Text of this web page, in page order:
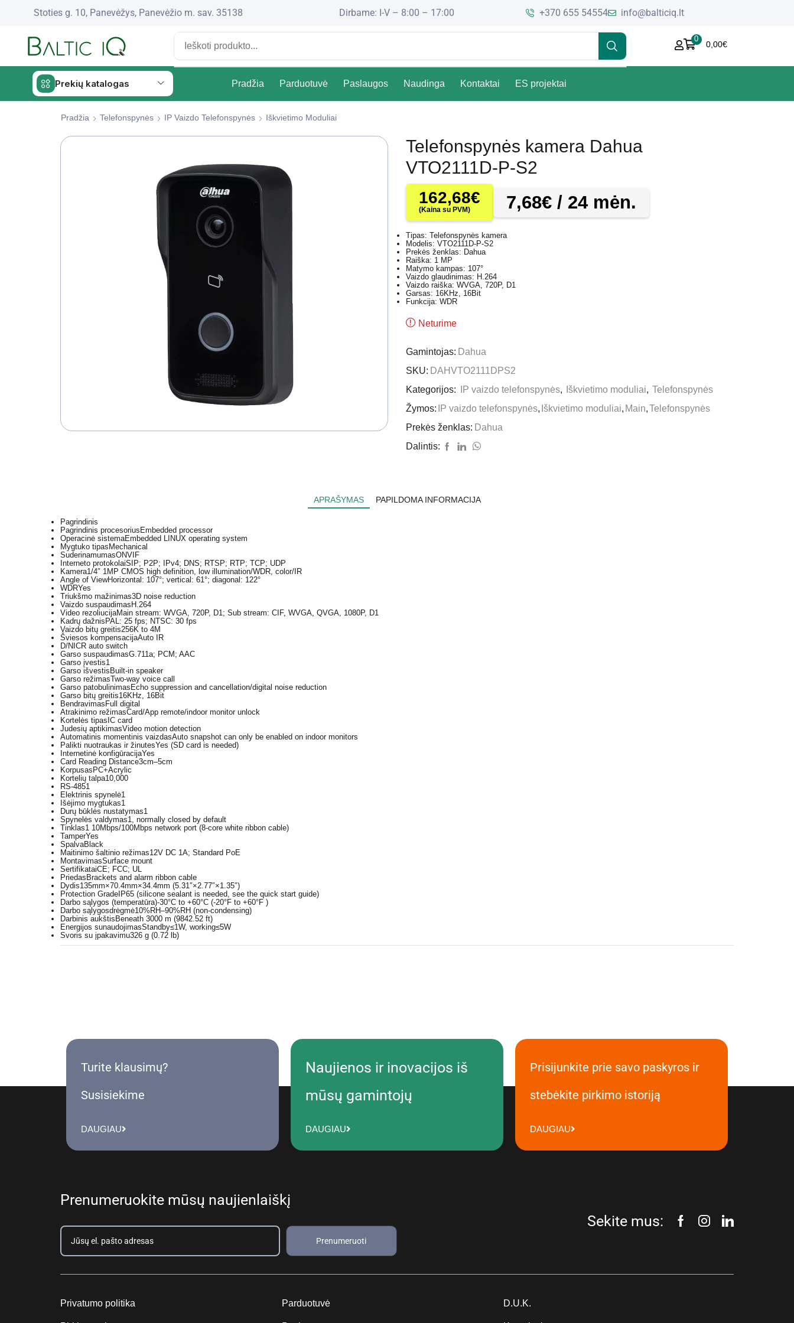
Stoties g. 10, Panevėžys, Panevėžio m. sav. 35138 Dirbame: I-V – 8:00 – 17:00 +370 655 54554 info@balticiq.lt
0
0,00€
Prekių katalogas Pradžia Parduotuvė Paslaugos Naudinga Kontaktai ES projektai
Pradžia Telefonspynės IP Vaizdo Telefonspynės Iškvietimo Moduliai
Telefonspynės kamera Dahua
VTO2111D-P-S2
162,68€
(Kaina su PVM) 7,68€ / 24 mėn.
Tipas: Telefonspynės kamera
Modelis: VTO2111D-P-S2
Prekės ženklas: Dahua
Raiška: 1 MP
Matymo kampas: 107°
Vaizdo glaudinimas: H.264
Vaizdo raiška: WVGA, 720P, D1
Garsas: 16KHz, 16Bit
Funkcija: WDR
Neturime
Gamintojas: Dahua
SKU: DAHVTO2111DPS2
Kategorijos:
IP vaizdo telefonspynės, Iškvietimo moduliai, Telefonspynės
Žymos: IP vaizdo telefonspynės, Iškvietimo moduliai, Main,Telefonspynės
Prekės ženklas: Dahua
Dalintis:
APRAŠYMAS PAPILDOMA INFORMACIJA
Pagrindinis
Pagrindinis procesorius Embedded processor
Operacinė sistemaEmbedded LINUX operating system
Mygtuko tipas Mechanical
SuderinamumasONVIF
Interneto protokolaiSIP; P2P; IPv4; DNS; RTSP; RTP; TCP; UDP
Kamera1/4″ 1MP CMOS high definition, low illumination/WDR, color/IR
Angle of ViewHorizontal: 107°; vertical: 61°; diagonal: 122°
WDRYes
Triukšmo mažinimas3D noise reduction
Vaizdo suspaudimas H.264
Video rezoliucijaMain stream: WVGA, 720P, D1; Sub stream: CIF, WVGA, QVGA, 1080P, D1
Kadrų dažnis PAL: 25 fps; NTSC: 30 fps
Vaizdo bitų greitis256K to 4M
Šviesos kompensacijaAuto IR
D/N ICR auto switch
Garso suspaudimasG.711a; PCM; AAC
Garso įvestis1
Garso išvestis Built-in speaker
Garso režimasTwo-way voice call
Garso patobulinimas Echo suppression and cancellation/digital noise reduction
Garso bitų greitis16KHz, 16Bit
Bendravimas Full digital
Atrakinimo režimasCard/App remote/indoor monitor unlock
Kortelės tipas IC card
Judesių aptikimasVideo motion detection
Automatinis momentinis vaizdasAuto snapshot can only be enabled on indoor monitors
Palikti nuotraukas ir žinutesYes (SD card is needed)
Internetinė konfigūracijaYes
Card Reading Distance3cm–5cm
Korpusas PC+Acrylic
Kortelių talpa10,000
RS-4851
Elektrinis spynelė1
Išėjimo mygtukas1
Durų būklės nustatymas1
Spynelės valdymas1, normally closed by default
Tinklas1 10Mbps/100Mbps network port (8-core white ribbon cable)
TamperYes
SpalvaBlack
Maitinimo šaltinio režimas12V DC 1A; Standard PoE
MontavimasSurface mount
SertifikataiCE; FCC; UL
Priedas Brackets and alarm ribbon cable
Dydis135mm×70.4mm×34.4mm (5.31″×2.77″×1.35″)
Protection Grade IP65 (silicone sealant is needed, see the quick start guide)
Darbo sąlygos (temperatūra)-30°C to +60°C (-20°F to +60°F )
Darbo sąlygosdrėgmė10%RH–90%RH (non-condensing)
Darbinis aukštis Beneath 3000 m (9842.52 ft)
Energijos sunaudojimasStandby≤1W, working≤5W
Svoris su įpakavimu326 g (0.72 lb)
Turite klausimų?
Susisiekime
DAUGIAU
Naujienos ir inovacijos iš
mūsų gamintojų
DAUGIAU
Prisijunkite prie savo paskyros ir
stebėkite pirkimo istoriją
DAUGIAU
Prenumeruokite mūsų naujienlaiškį
Prenumeruoti
Sekite mus:
Privatumo politika Parduotuvė D.U.K.